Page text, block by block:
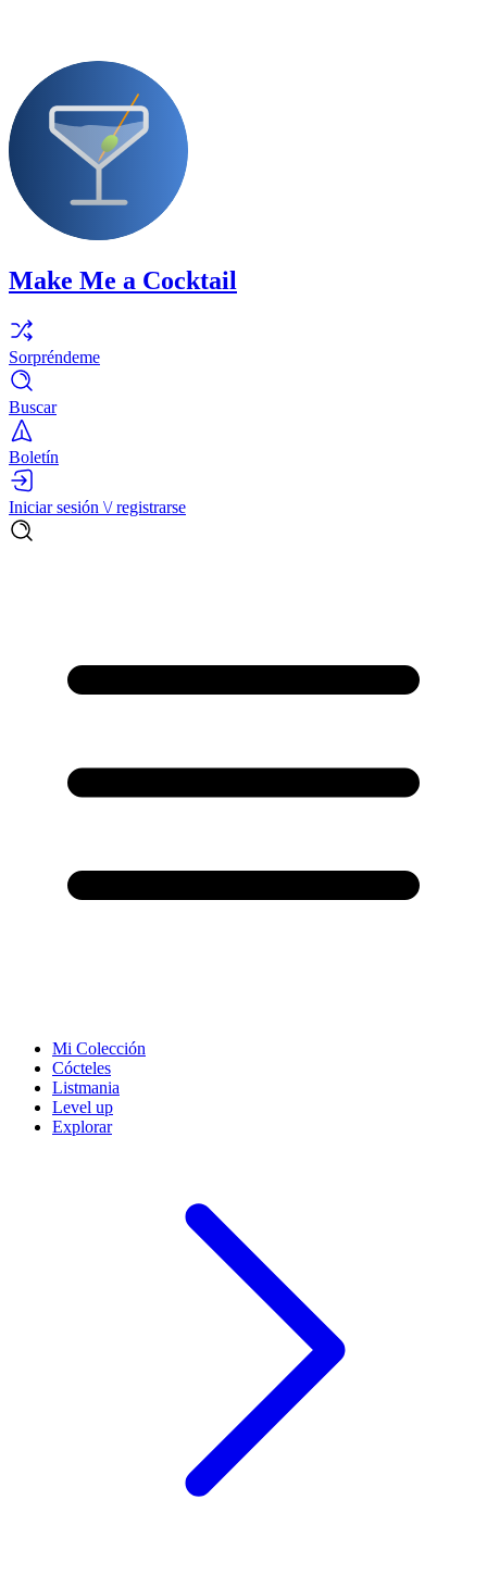
Make Me a Cocktail
Sorpréndeme
Buscar
Boletín
Iniciar sesión \/ registrarse
Mi Colección
Cócteles
Listmania
Level up
Explorar